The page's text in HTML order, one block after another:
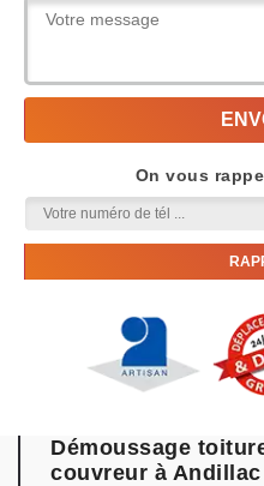
On vous
Démoussage
couvreur à Andillac